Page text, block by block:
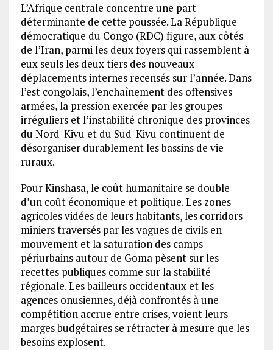
L’Afrique centrale concentre une part
déterminante de cette poussée. La République
démocratique du Congo (RDC) figure, aux côtés
de l’Iran, parmi les deux foyers qui rassemblent à
eux seuls les deux tiers des nouveaux
déplacements internes recensés sur l’année. Dans
l’est congolais, l’enchaînement des offensives
armées, la pression exercée par les groupes
irréguliers et l’instabilité chronique des provinces
du Nord-Kivu et du Sud-Kivu continuent de
désorganiser durablement les bassins de vie
ruraux.
Pour Kinshasa, le coût humanitaire se double
d’un coût économique et politique. Les zones
agricoles vidées de leurs habitants, les corridors
miniers traversés par les vagues de civils en
mouvement et la saturation des camps
périurbains autour de Goma pèsent sur les
recettes publiques comme sur la stabilité
régionale. Les bailleurs occidentaux et les
agences onusiennes, déjà confrontés à une
compétition accrue entre crises, voient leurs
marges budgétaires se rétracter à mesure que les
besoins explosent.